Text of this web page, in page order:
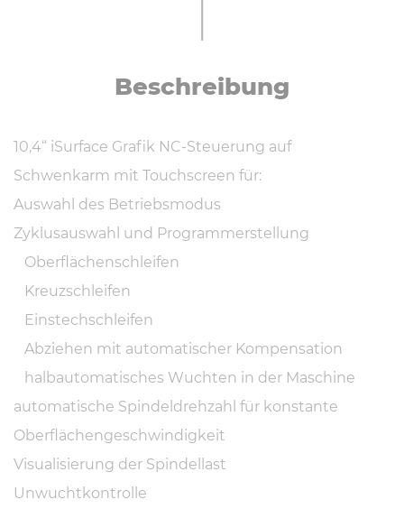
Be­schrei­bung
10,4“ iSurface Grafik NC-Steuerung auf
Schwenkarm mit Touchscreen für:
Auswahl des Betriebsmodus
Zyklusauswahl und Programmerstellung
Oberflächenschleifen
Kreuzschleifen
Einstechschleifen
Abziehen mit automatischer Kompensation
halbautomatisches Wuchten in der Maschine
automatische Spindeldrehzahl für konstante
Oberflächengeschwindigkeit
Visualisierung der Spindellast
Unwuchtkontrolle